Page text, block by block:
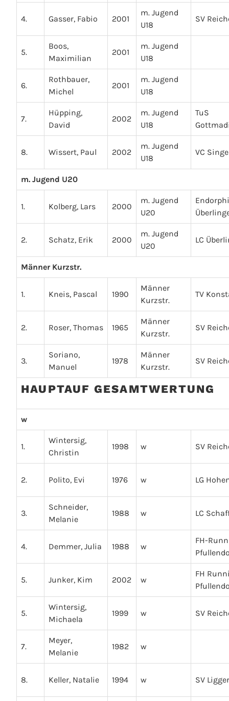
4. Gasser, Fabio 2001
m. Jugend
U18
SV
5.
Boos,
Maximilian
2001
m. Jugend
U18
6.
Rothbauer,
Michel
2001
m. Jugend
U18
7.
Hüpping,
David
2002
m. Jugend
U18
TuS
8. Wissert, Paul 2002
m. Jugend
U18
VC
m. Jugend U20
1. Kolberg, Lars 2000
m. Jugend
U20
2. Schatz, Erik 2000
m. Jugend
U20
LC
Männer Kurzstr.
1. Kneis, Pascal 1990
Männer
Kurzstr.
TV
2. Roser, Thomas 1965
Männer
Kurzstr.
SV
3.
Soriano,
Manuel
1978
Männer
Kurzstr.
SV
HAUPTAUF GESAMTWERTUNG
w
1.
Wintersig,
Christin
1998 w SV
2. Polito, Evi 1976 w LG
3.
Schneider,
Melanie
1988 w LC
4. Demmer, Julia 1988 w
FH-
5. Junker, Kim 2002 w
FH
5.
Wintersig,
Michaela
1999 w SV
7.
Meyer,
Melanie
1982 w
8. Keller, Natalie 1994 w SV